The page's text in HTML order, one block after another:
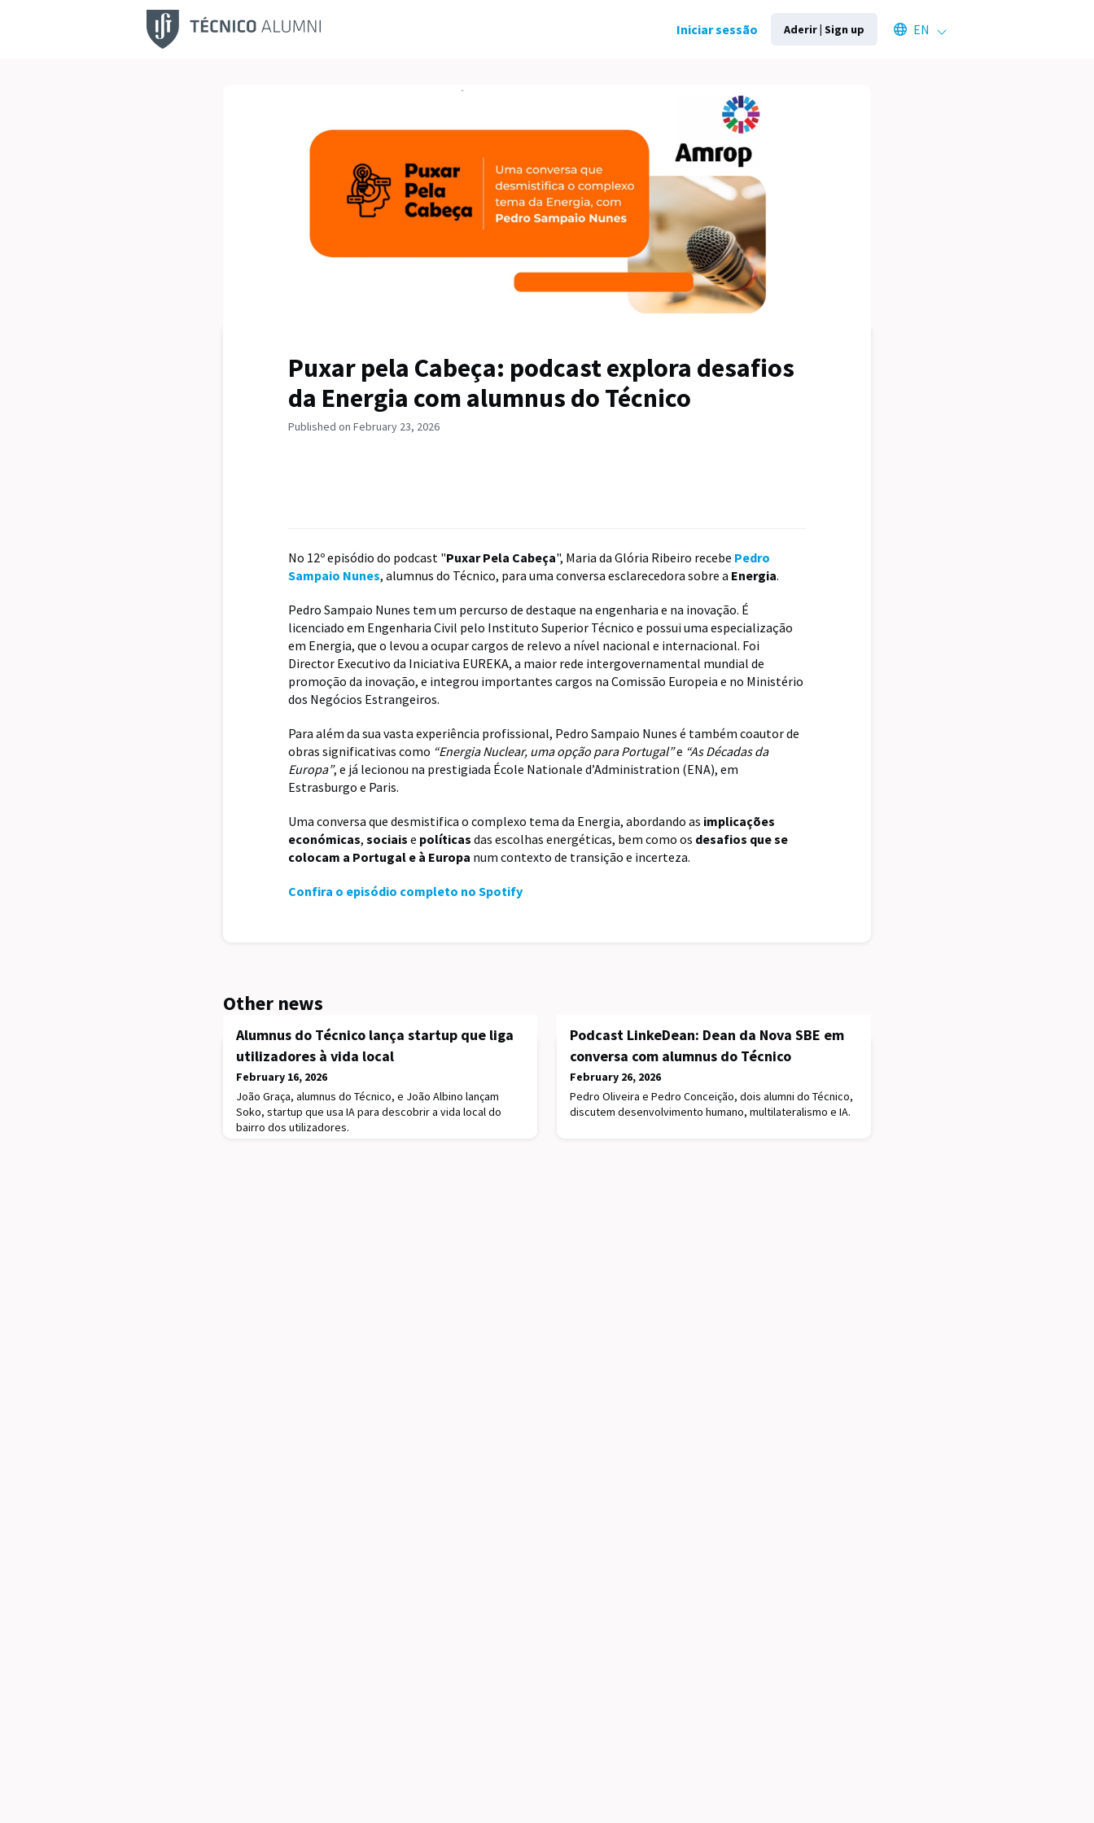
Iniciar sessão Aderir | Sign up Select an available language
EN
Puxar pela Cabeça: podcast explora desafios
da Energia com alumnus do Técnico
Published on February 23, 2026
No 12º episódio do podcast "Puxar Pela Cabeça", Maria da Glória Ribeiro recebe Pedro
Sampaio Nunes, alumnus do Técnico, para uma conversa esclarecedora sobre a Energia.
Pedro Sampaio Nunes tem um percurso de destaque na engenharia e na inovação. É
licenciado em Engenharia Civil pelo Instituto Superior Técnico e possui uma especialização
em Energia, que o levou a ocupar cargos de relevo a nível nacional e internacional. Foi
Director Executivo da Iniciativa EUREKA, a maior rede intergovernamental mundial de
promoção da inovação, e integrou importantes cargos na Comissão Europeia e no Ministério
dos Negócios Estrangeiros.
Para além da sua vasta experiência profissional, Pedro Sampaio Nunes é também coautor de
obras significativas como “Energia Nuclear, uma opção para Portugal”e “As Décadas da
Europa”, e já lecionou na prestigiada École Nationale d’Administration (ENA), em
Estrasburgo e Paris.
Uma conversa que desmistifica o complexo tema da Energia, abordando as implicações
económicas, sociais e políticas das escolhas energéticas, bem como os desafios que se
colocam a Portugal e à Europa num contexto de transição e incerteza.
Confira o episódio completo no Spotify
Other news
Alumnus do Técnico lança startup que liga
utilizadores à vida local
February 16, 2026
João Graça, alumnus do Técnico, e João Albino lançam
Soko, startup que usa IA para descobrir a vida local do
bairro dos utilizadores.
Podcast LinkeDean: Dean da Nova SBE em
conversa com alumnus do Técnico
February 26, 2026
Pedro Oliveira e Pedro Conceição, dois alumni do Técnico,
discutem desenvolvimento humano, multilateralismo e IA.